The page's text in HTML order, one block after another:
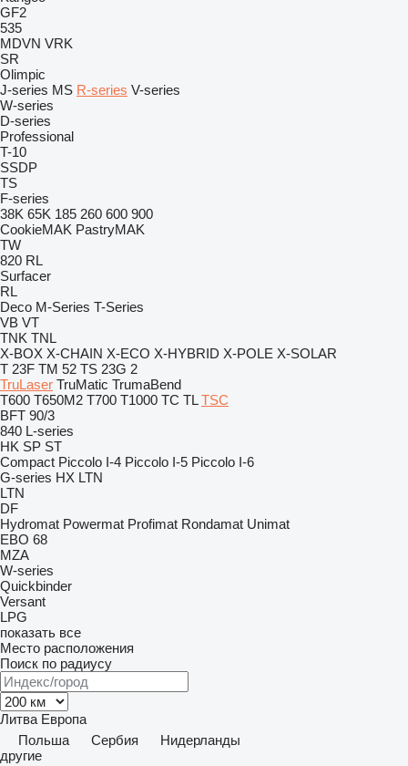
GF2
535
MDVN VRK
SR
Olimpic
J-series MS R-series V-series
W-series
D-series
Professional
T-10
SSDP
TS
F-series
38K 65K 185 260 600 900
CookieMAK PastryMAK
TW
820 RL
Surfacer
RL
Deco M-Series T-Series
VB VT
TNK TNL
X-BOX X-CHAIN X-ECO X-HYBRID X-POLE X-SOLAR
T 23F TM 52 TS 23G 2
TruLaser TruMatic TrumaBend
T600 T650M2 T700 T1000 TC TL TSC
BFT 90/3
840 L-series
HK SP ST
Compact Piccolo I-4 Piccolo I-5 Piccolo I-6
G-series HX LTN
LTN
DF
Hydromat Powermat Profimat Rondamat Unimat
EBO 68
MZA
W-series
Quickbinder
Versant
LPG
показать все
Место расположения
Поиск по радиусу
Литва Европа
Польша
Сербия
Нидерланды
другие